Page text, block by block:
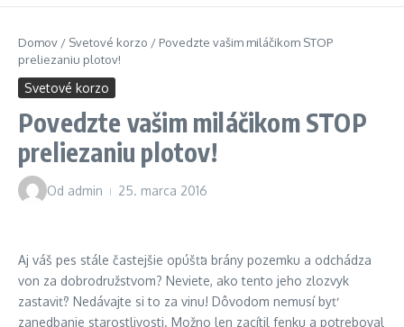
Domov / Svetové korzo / Povedzte vašim miláčikom STOP
preliezaniu plotov!
Svetové korzo
Povedzte vašim miláčikom STOP
preliezaniu plotov!
Od admin 25. marca 2016
Aj váš pes stále častejšie opúšťa brány pozemku a odchádza
von za dobrodružstvom? Neviete, ako tento jeho zlozvyk
zastaviť? Nedávajte si to za vinu! Dôvodom nemusí byť
zanedbanie starostlivosti. Možno len zacítil fenku a potreboval